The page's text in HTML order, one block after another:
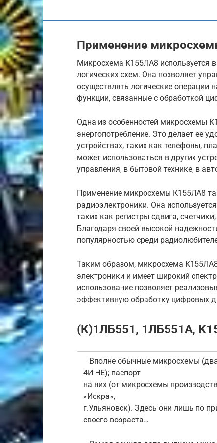
Применение
Микросхема К155ЛА8 используется
логических схем. Она позволяет
осуществлять логические операции
функции, связанные с обработкой
Одна из особенностей микросхемы
энергопотребление. Это делает ее
устройствах, таких как телефоны,
может использоваться в других
управления, в бытовой технике, в
Применение микросхемы К155ЛА8
радиоэлектроники. Она
таких как регистры сдвига,
Благодаря своей высокой
популярностью среди
Таким образом, микросхема
электроники и имеет широкий
использование позволяет
эффективную обработку цифровых
(К)1ЛБ551, 1ЛБ551А,
Вполне обычные микросхемы
4И-НЕ); паспорт
на них (от микросхемы
«Искра»,
г.Ульяновск). Здесь они лишь по
своего возраста…